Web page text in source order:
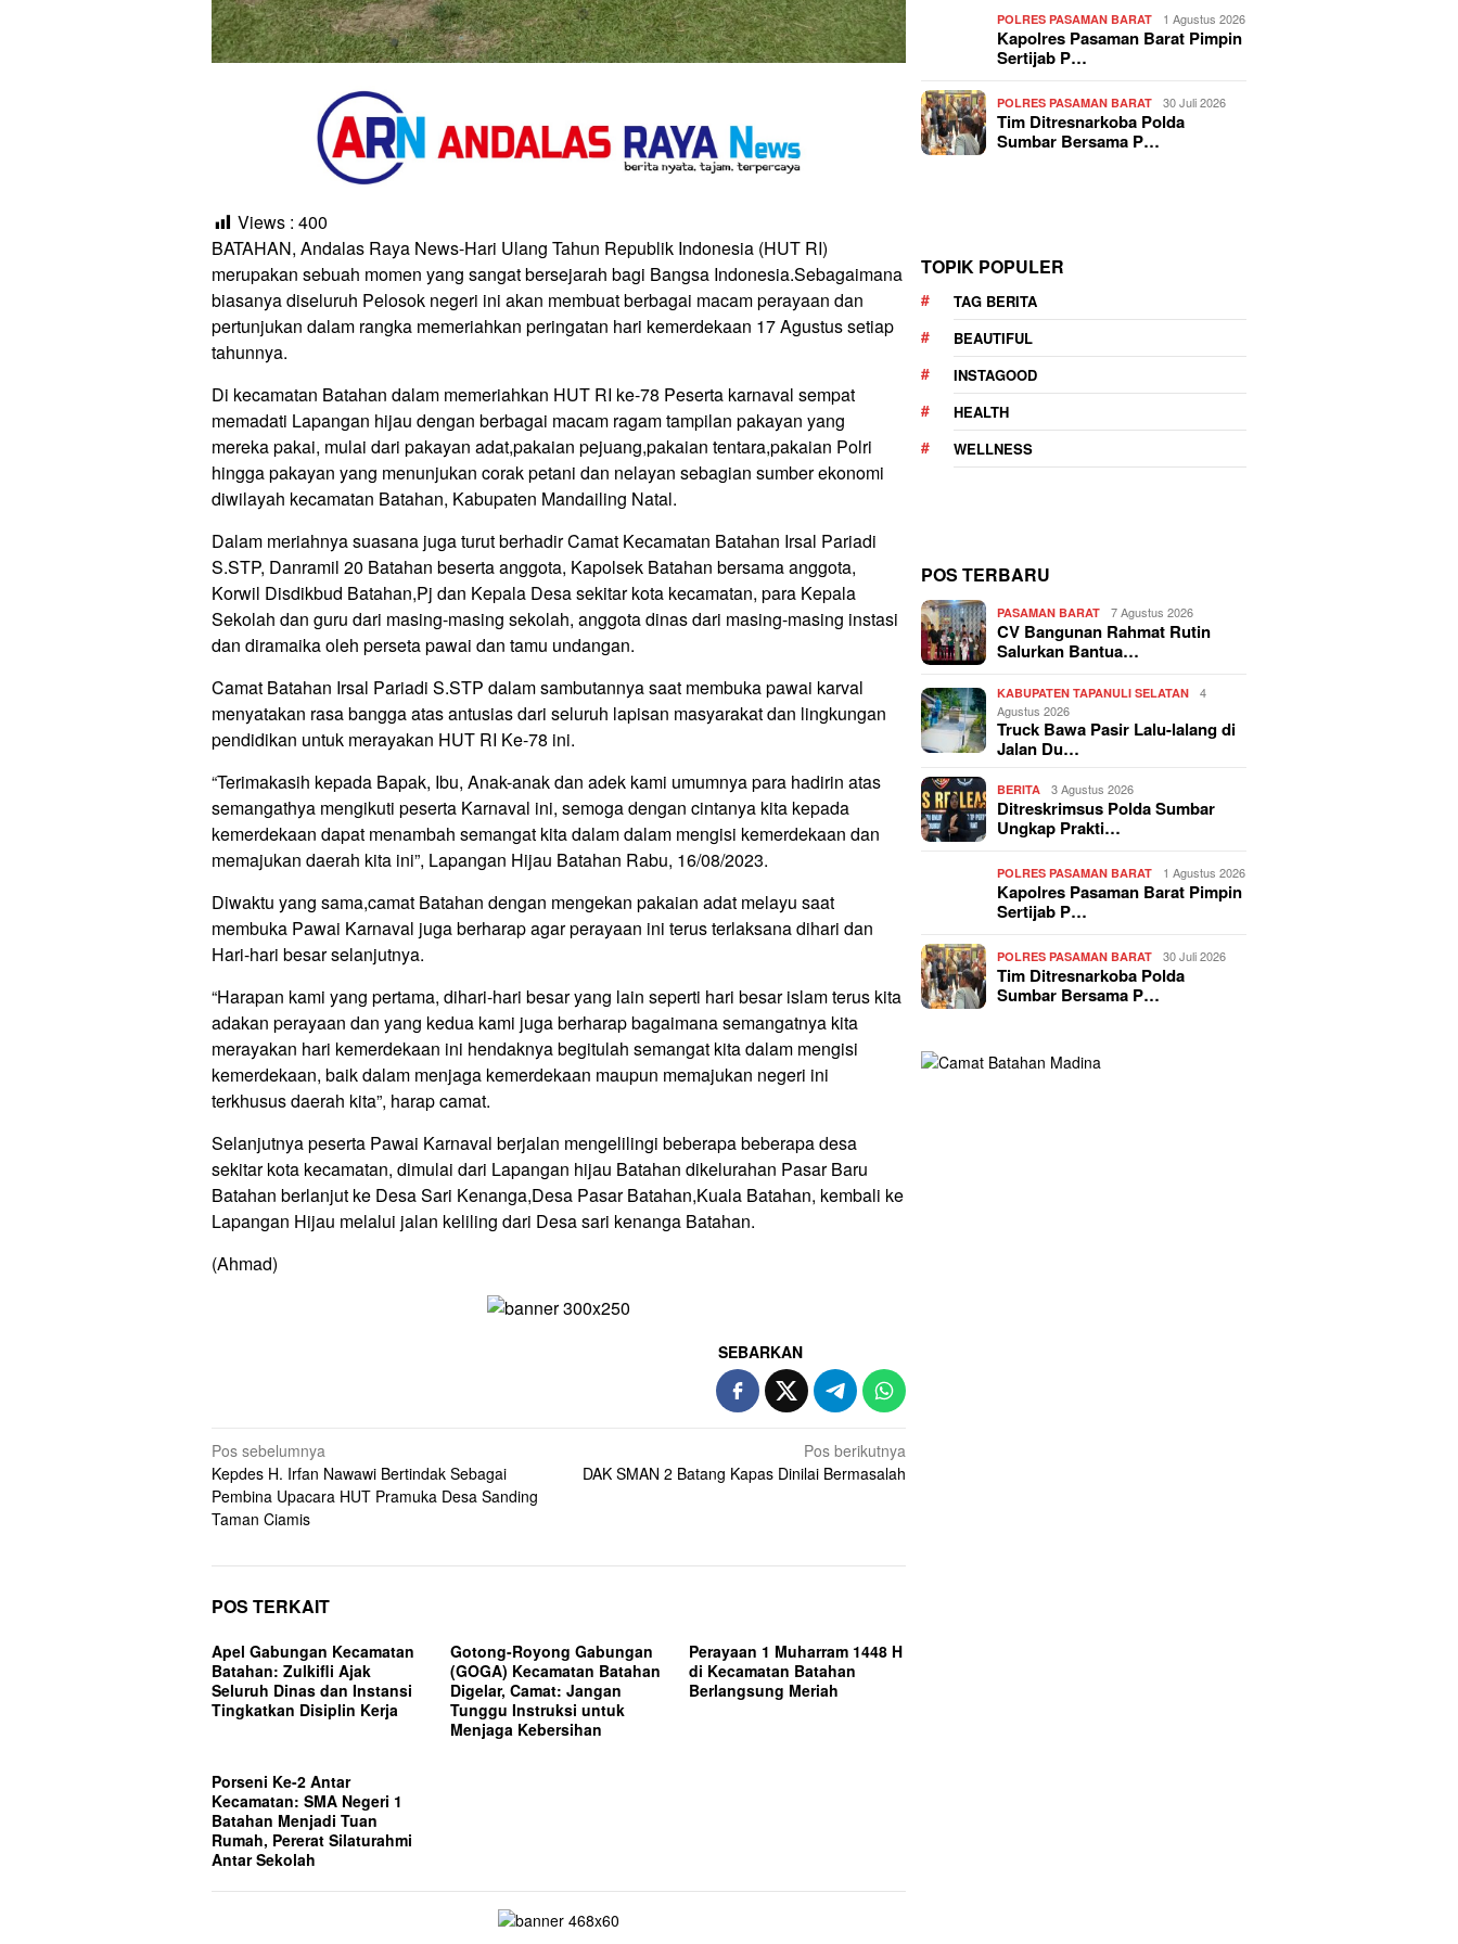
Views : 400
BATAHAN, Andalas Raya News-Hari Ulang Tahun Republik Indonesia (HUT RI)
merupakan sebuah momen yang sangat bersejarah bagi Bangsa Indonesia.Sebagaimana
biasanya diseluruh Pelosok negeri ini akan membuat berbagai macam perayaan dan
pertunjukan dalam rangka memeriahkan peringatan hari kemerdekaan 17 Agustus setiap
tahunnya.
Di kecamatan Batahan dalam memeriahkan HUT RI ke-78 Peserta karnaval sempat
memadati Lapangan hijau dengan berbagai macam ragam tampilan pakayan yang
mereka pakai, mulai dari pakayan adat,pakaian pejuang,pakaian tentara,pakaian Polri
hingga pakayan yang menunjukan corak petani dan nelayan sebagian sumber ekonomi
diwilayah kecamatan Batahan, Kabupaten Mandailing Natal.
Dalam meriahnya suasana juga turut berhadir Camat Kecamatan Batahan Irsal Pariadi
S.STP, Danramil 20 Batahan beserta anggota, Kapolsek Batahan bersama anggota,
Korwil Disdikbud Batahan,Pj dan Kepala Desa sekitar kota kecamatan, para Kepala
Sekolah dan guru dari masing-masing sekolah, anggota dinas dari masing-masing instasi
dan diramaika oleh perseta pawai dan tamu undangan.
Camat Batahan Irsal Pariadi S.STP dalam sambutannya saat membuka pawai karval
menyatakan rasa bangga atas antusias dari seluruh lapisan masyarakat dan lingkungan
pendidikan untuk merayakan HUT RI Ke-78 ini.
“Terimakasih kepada Bapak, Ibu, Anak-anak dan adek kami umumnya para hadirin atas
semangathya mengikuti peserta Karnaval ini, semoga dengan cintanya kita kepada
kemerdekaan dapat menambah semangat kita dalam dalam mengisi kemerdekaan dan
memajukan daerah kita ini”, Lapangan Hijau Batahan Rabu, 16/08/2023.
Diwaktu yang sama,camat Batahan dengan mengekan pakaian adat melayu saat
membuka Pawai Karnaval juga berharap agar perayaan ini terus terlaksana dihari dan
Hari-hari besar selanjutnya.
“Harapan kami yang pertama, dihari-hari besar yang lain seperti hari besar islam terus kita
adakan perayaan dan yang kedua kami juga berharap bagaimana semangatnya kita
merayakan hari kemerdekaan ini hendaknya begitulah semangat kita dalam mengisi
kemerdekaan, baik dalam menjaga kemerdekaan maupun memajukan negeri ini
terkhusus daerah kita”, harap camat.
Selanjutnya peserta Pawai Karnaval berjalan mengelilingi beberapa beberapa desa
sekitar kota kecamatan, dimulai dari Lapangan hijau Batahan dikelurahan Pasar Baru
Batahan berlanjut ke Desa Sari Kenanga,Desa Pasar Batahan,Kuala Batahan, kembali ke
Lapangan Hijau melalui jalan keliling dari Desa sari kenanga Batahan.
(Ahmad)
SEBARKAN
Navigasi
pos
Pos sebelumnya
Kepdes H. Irfan Nawawi Bertindak Sebagai
Pembina Upacara HUT Pramuka Desa Sanding
Taman Ciamis
Pos berikutnya
DAK SMAN 2 Batang Kapas Dinilai Bermasalah
POS TERKAIT
Apel Gabungan Kecamatan
Batahan: Zulkifli Ajak
Seluruh Dinas dan Instansi
Tingkatkan Disiplin Kerja
Gotong-Royong Gabungan
(GOGA) Kecamatan Batahan
Digelar, Camat: Jangan
Tunggu Instruksi untuk
Menjaga Kebersihan
Perayaan 1 Muharram 1448 H
di Kecamatan Batahan
Berlangsung Meriah
Porseni Ke-2 Antar
Kecamatan: SMA Negeri 1
Batahan Menjadi Tuan
Rumah, Pererat Silaturahmi
Antar Sekolah
POLRES PASAMAN BARAT 1 Agustus 2026
Kapolres Pasaman Barat Pimpin
Sertijab P…
POLRES PASAMAN BARAT 30 Juli 2026
Tim Ditresnarkoba Polda
Sumbar Bersama P…
TOPIK POPULER
TAG BERITA
BEAUTIFUL
INSTAGOOD
HEALTH
WELLNESS
POS TERBARU
PASAMAN BARAT 7 Agustus 2026
CV Bangunan Rahmat Rutin
Salurkan Bantua…
KABUPATEN TAPANULI SELATAN
4
Agustus 2026
Truck Bawa Pasir Lalu-lalang di
Jalan Du…
BERITA 3 Agustus 2026
Ditreskrimsus Polda Sumbar
Ungkap Prakti…
POLRES PASAMAN BARAT 1 Agustus 2026
Kapolres Pasaman Barat Pimpin
Sertijab P…
POLRES PASAMAN BARAT 30 Juli 2026
Tim Ditresnarkoba Polda
Sumbar Bersama P…